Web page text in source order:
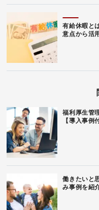
有給休暇と
意点から活
福利厚生管
【導入事例
働きたいと
み事例を紹